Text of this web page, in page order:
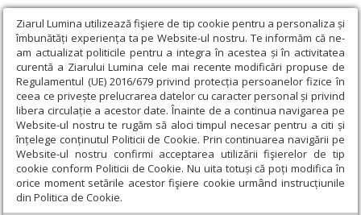
Ziarul Lumina utilizează fişiere de tip cookie pentru a personaliza și
îmbunătăți experiența ta pe Website-ul nostru. Te informăm că ne-
am actualizat politicile pentru a integra în acestea și în activitatea
curentă a Ziarului Lumina cele mai recente modificări propuse de
Regulamentul (UE) 2016/679 privind protecția persoanelor fizice în
ceea ce privește prelucrarea datelor cu caracter personal și privind
libera circulație a acestor date. Înainte de a continua navigarea pe
Website-ul nostru te rugăm să aloci timpul necesar pentru a citi și
înțelege conținutul Politicii de Cookie. Prin continuarea navigării pe
Website-ul nostru confirmi acceptarea utilizării fişierelor de tip
cookie conform Politicii de Cookie. Nu uita totuși că poți modifica în
orice moment setările acestor fişiere cookie urmând instrucțiunile
din Politica de Cookie.
Ziarul Lumina › Actualitate religioasă › Știri › Conferința
preoțească de toamnă la Reghin
Conferința preoțească de toamnă la
Reghin